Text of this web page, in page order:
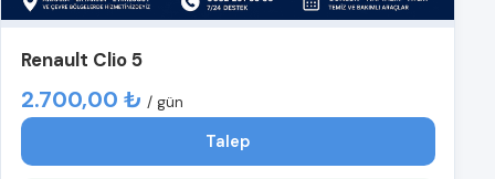
Renault Clio 5
2.700,00 ₺ / gün
Talep